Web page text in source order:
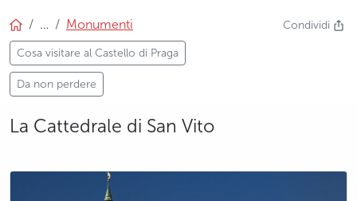
… Monumenti
Cosa visitare al Castello di Praga
Da non perdere
Condividi
La Cattedrale di San Vito
photo 5
photo 6
photo 7
photo 8
photo 9
photo 10